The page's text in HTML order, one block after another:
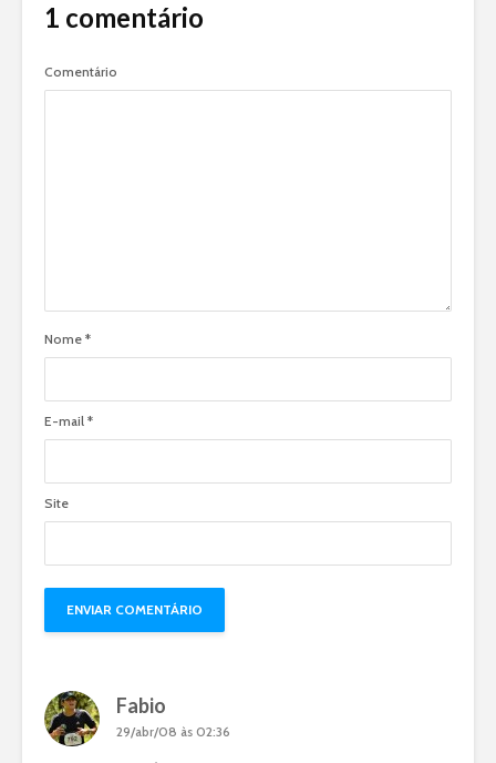
1 comentário
Comentário
Nome *
E-mail *
Site
Fabio
29/abr/08 às 02:36